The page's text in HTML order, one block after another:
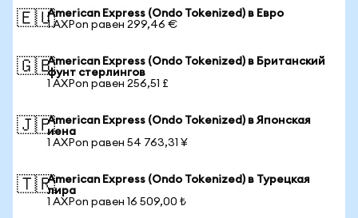
🇪🇺American Express (Ondo Tokenized) в Евро
1 AXPon равен 299,46 €
🇬🇧American Express (Ondo Tokenized) в Британский
фунт стерлингов
1 AXPon равен 256,51 £
🇯🇵American Express (Ondo Tokenized) в Японская
иена
1 AXPon равен 54 763,31 ¥
🇹🇷American Express (Ondo Tokenized) в Турецкая
лира
1 AXPon равен 16 509,00 ₺